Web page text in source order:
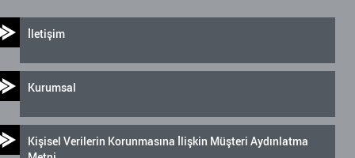
İletişim
Kurumsal
Kişisel Verilerin Korunmasına İlişkin Müşteri Aydınlatma